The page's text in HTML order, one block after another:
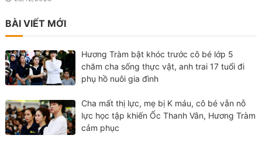
BÀI VIẾT MỚI
Hương Tràm bật khóc trước cô bé lớp 5
chăm cha sống thực vật, anh trai 17 tuổi đi
phụ hồ nuôi gia đình
Cha mất thị lực, mẹ bị K máu, cô bé vẫn nỗ
lực học tập khiến Ốc Thanh Vân, Hương Tràm
cảm phục